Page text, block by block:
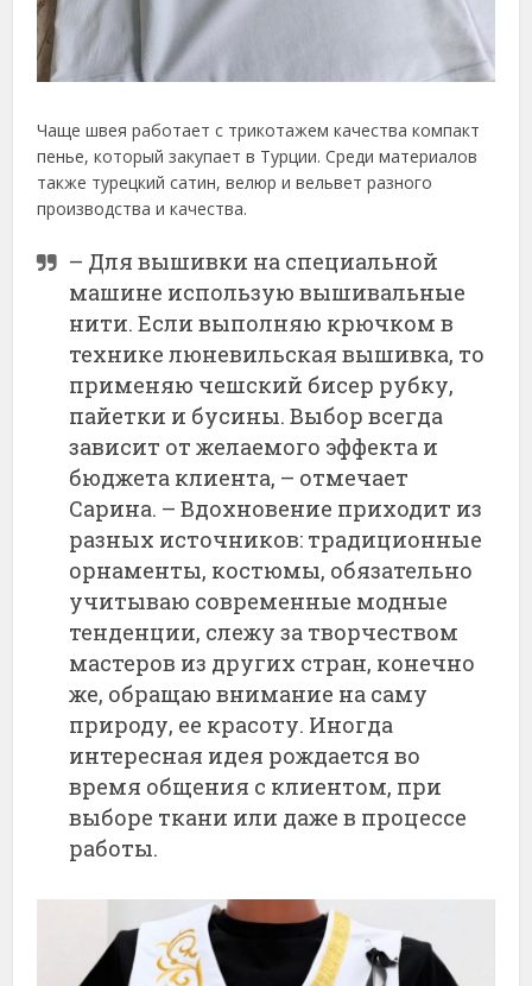
Чаще швея работает с трикотажем качества компакт
пенье, который закупает в Турции. Среди материалов
также турецкий сатин, велюр и вельвет разного
производства и качества.
– Для вышивки на специальной
машине использую вышивальные
нити. Если выполняю крючком в
технике люневильская вышивка, то
применяю чешский бисер рубку,
пайетки и бусины. Выбор всегда
зависит от желаемого эффекта и
бюджета клиента, – отмечает
Сарина. – Вдохновение приходит из
разных источников: традиционные
орнаменты, костюмы, обязательно
учитываю современные модные
тенденции, слежу за творчеством
мастеров из других стран, конечно
же, обращаю внимание на саму
природу, ее красоту. Иногда
интересная идея рождается во
время общения с клиентом, при
выборе ткани или даже в процессе
работы.